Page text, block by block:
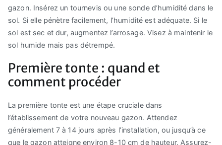
gazon. Insérez un tournevis ou une sonde d’humidité dans le
sol. Si elle pénètre facilement, l’humidité est adéquate. Si le
sol est sec et dur, augmentez l’arrosage. Visez à maintenir le
sol humide mais pas détrempé.
Première tonte : quand et
comment procéder
La première tonte est une étape cruciale dans
l’établissement de votre nouveau gazon. Attendez
généralement 7 à 14 jours après l’installation, ou jusqu’à ce
que le gazon atteigne environ 8-10 cm de hauteur. Assurez-